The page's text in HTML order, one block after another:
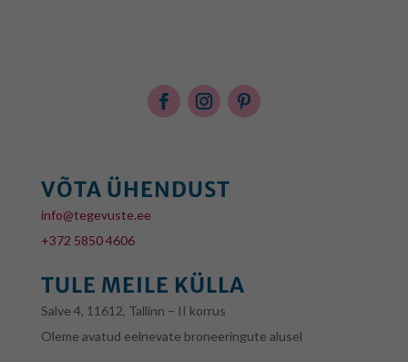
VÕTA ÜHENDUST
info@tegevuste.ee
+372 5850 4606
TULE MEILE KÜLLA
Salve 4, 11612, Tallinn – II korrus
Oleme avatud eelnevate broneeringute alusel